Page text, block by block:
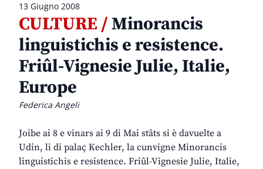
13 Giugno 2008
CULTURE /Minorancis
linguistichis e resistence.
Friûl-Vignesie Julie, Italie,
Europe
Federica Angeli
Joibe ai 8 e vinars ai 9 di Mai stâts si è davuelte a
Udin, li di palaç Kechler, la cunvigne Minorancis
linguistichis e resistence. Friûl-Vignesie Julie, Italie,